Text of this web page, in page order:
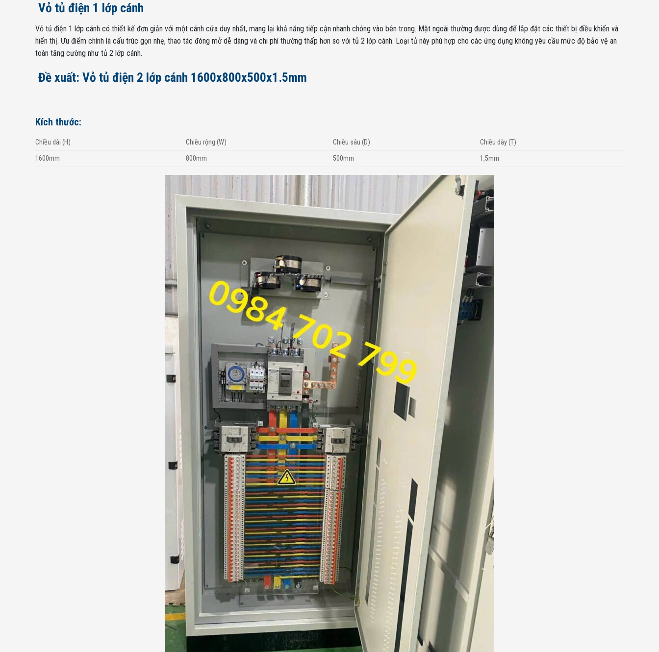
Vỏ tủ điện 1 lớp cánh
Vỏ tủ điện 1 lớp cánh có thiết kế đơn giản với một cánh cửa duy nhất, mang lại khả năng tiếp cận nhanh chóng vào bên trong. Mặt ngoài thường được dùng để lắp đặt các thiết bị điều khiển và
hiển thị. Ưu điểm chính là cấu trúc gọn nhẹ, thao tác đóng mở dễ dàng và chi phí thường thấp hơn so với tủ 2 lớp cánh. Loại tủ này phù hợp cho các ứng dụng không yêu cầu mức độ bảo vệ an
toàn tăng cường như tủ 2 lớp cánh.
Đề xuất: Vỏ tủ điện 2 lớp cánh 1600x800x500x1.5mm
Kích thước:
Chiều dài (H) Chiều rộng (W) Chiều sâu (D)
Chiều dày (T)
1600mm
800mm 500mm 1,5mm